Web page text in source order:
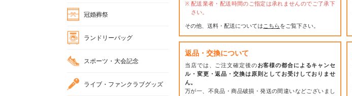
配送業者・配送時間のご指定は承れませんのでご了承下
さい。
その他、送料・配送については こちらをご覧下さい。
返品・交換について
当店では、ご注文確定後のお客様の都合によるキャンセ
ル・変更・返品・交換は原則としてお受けしておりませ
ん。
万が一、不良品・商品破損・発送の間違いなどございまし
冠婚葬祭
ランドリーバッグ
スポーツ・大会記念
ライブ・ファンクラブグッズ